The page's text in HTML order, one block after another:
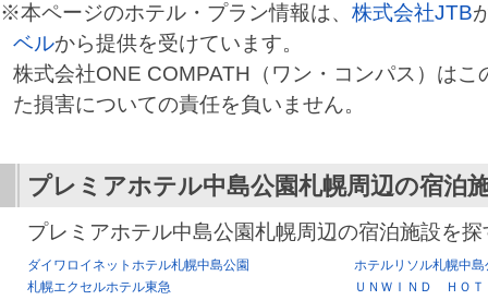
※本ページのホテル・プラン情報は、 株式会社JTB
ベルから提供を受けています。
株式会社ONE COMPATH（ワン・コンパス）はこ
た損害についての責任を負いません。
プレミアホテル中島公園札幌周辺の宿泊
プレミアホテル中島公園札幌周辺の宿泊施設を
ダイワロイネットホテル札幌中島公園
ホテルリソル札幌中島
札幌エクセルホテル東急
ＵＮＷＩＮＤ ＨＯ